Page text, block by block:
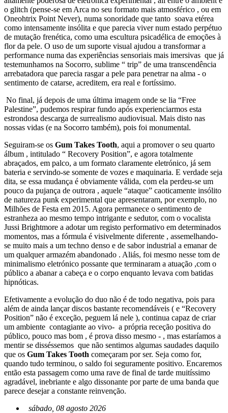
o glitch (pense-se em Arca no seu formato mais atmosférico , ou em
Oneohtrix Point Never), numa sonoridade que tanto soava etérea
como intensamente insólita e que parecia viver num estado perpétuo
de mutação frenética, como uma escultura psicadélica de emoções à
flor da pele. O uso de um suporte visual ajudou a transformar a
performance numa das experiências sensoriais mais imersivas que já
testemunhamos na Socorro, sublime “ trip” de uma transcendência
arrebatadora que parecia rasgar a pele para penetrar na alma - o
sentimento de catarse, acreditem, era real e fortíssimo.
No final, já depois de uma última imagem onde se lia “Free
Palestine”, pudemos respirar fundo após experienciarmos esta
estrondosa descarga de surrealismo audiovisual. Mais disto nas
nossas vidas (e na Socorro também), pois foi monumental.
Seguiram-se os Gum Takes Tooth, aqui a promover o seu quarto
álbum , intitulado “ Recovery Position”, e agora totalmente
abraçados, em palco, a um formato claramente eletrónico, já sem
bateria e servindo-se somente de vozes e maquinaria. E verdade seja
dita, se essa mudança é obviamente válida, com ela perdeu-se um
pouco da pujança de outrora , aquele “ataque” caoticamente insólito
de natureza punk experimental que apresentaram, por exemplo, no
Milhões de Festa em 2015. Agora permanece o sentimento de
estranheza ao mesmo tempo intrigante e sedutor, com o vocalista
Jussi Brightmore a adotar um registo performativo em determinados
momentos, mas a fórmula é visivelmente diferente , assemelhando-
se muito mais a um techno denso e de sabor industrial a emanar de
um qualquer armazém abandonado . Aliás, foi mesmo nesse tom de
minimalismo eletrónico possante que terminaram a atuação ,com o
público a abanar a cabeça e o corpo enquanto levava com batidas
hipnóticas.
Efetivamente a evolução do duo não é de todo negativa, pois para
além de ainda lançar discos bastante recomendáveis ( e “Recovery
Position” não é exceção, peguem lá nele ), continua capaz de criar
um ambiente contagiante ao vivo- a própria receção positiva do
público, pouco mas bom , é prova disso mesmo - , mas estaríamos a
mentir se disséssemos que não sentimos algumas saudades daquilo
que os Gum Takes Tooth começaram por ser. Seja como for,
quando tudo terminou, o saldo foi seguramente positivo. Encaremos
então esta passagem como uma rave de final de tarde muitíssimo
agradável, inebriante e algo dissonante por parte de uma banda que
parece desejar a constante reinvenção.
sábado, 08 agosto 2026